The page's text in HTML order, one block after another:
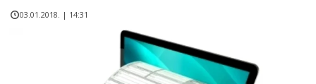
03.01.2018. | 14:31